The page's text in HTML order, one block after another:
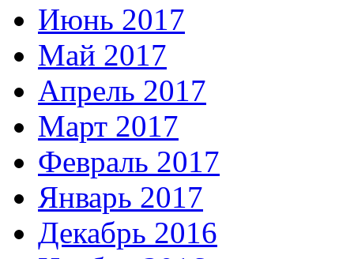
Июнь 2017
Май 2017
Апрель 2017
Март 2017
Февраль 2017
Январь 2017
Декабрь 2016